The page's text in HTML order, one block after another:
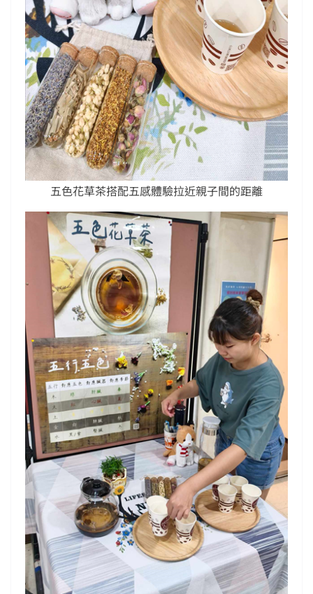
五色花草茶搭配五感體驗拉近親子間的距離